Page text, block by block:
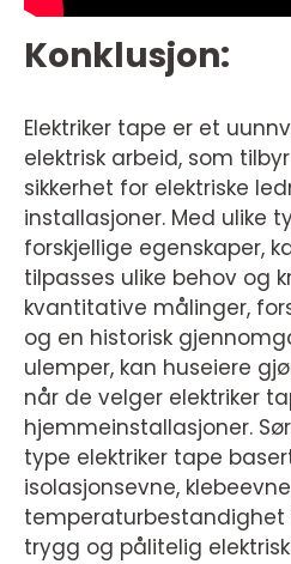
Konklusjon:
Elektriker tape er et
elektrisk arbeid, som
sikkerhet for elektriske
installasjoner. Med ulike
forskjellige egenskaper,
tilpasses ulike behov og
kvantitative målinger,
og en historisk
ulemper, kan huseiere
når de velger elektriker
hjemmeinstallasjoner.
type elektriker tape
isolasjonsevne,
temperaturbestandighet
trygg og pålitelig